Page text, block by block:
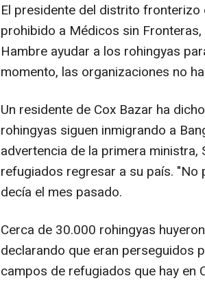
El presidente del distrito fronterizo
prohibido a Médicos sin
Hambre ayudar a los rohingyas
momento, las organizaciones no
Un residente de Cox Bazar ha
rohingyas siguen inmigrando a
advertencia de la primera ministra,
refugiados regresar a su país.
decía el mes pasado.
Cerca de 30.000 rohingyas
declarando que eran perseguidos
campos de refugiados que hay en